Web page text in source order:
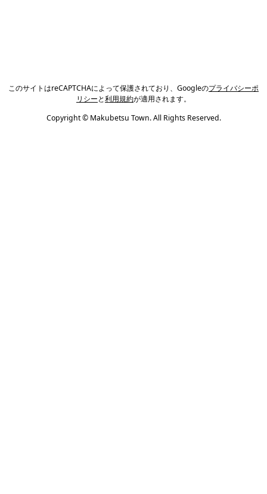
このサイトはreCAPTCHAによって保護されており、Googleのプライバシーポ
リシーと利用規約が適用されます。
Copyright © Makubetsu Town. All Rights Reserved.